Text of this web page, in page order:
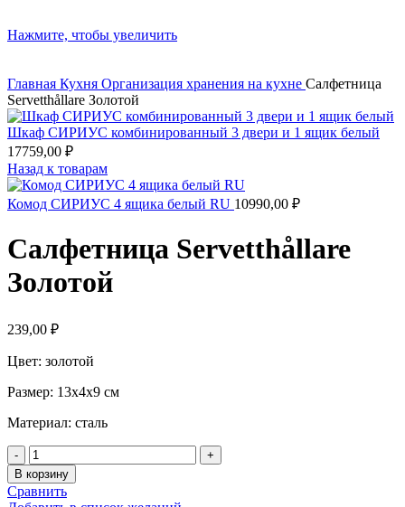
Нажмите, чтобы увеличить
Главная Кухня Организация хранения на кухне Салфетница
Servetthållare Золотой
Шкаф СИРИУС комбинированный 3 двери и 1 ящик белый
17759,00 ₽
Назад к товарам
Комод СИРИУС 4 ящика белый RU 10990,00 ₽
Салфетница Servetthållare
Золотой
239,00 ₽
Цвет: золотой
Размер: 13х4х9 см
Материал: сталь
Количество
товара
Салфетница
Servetthållare
В корзину
Сравнить